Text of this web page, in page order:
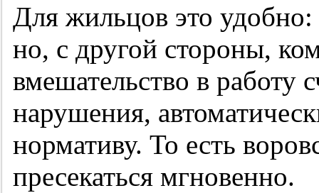
Для жильцов это удобно:
но, с другой стороны,
вмешательство в работу
нарушения,
нормативу. То есть
пресекаться мгновенно.